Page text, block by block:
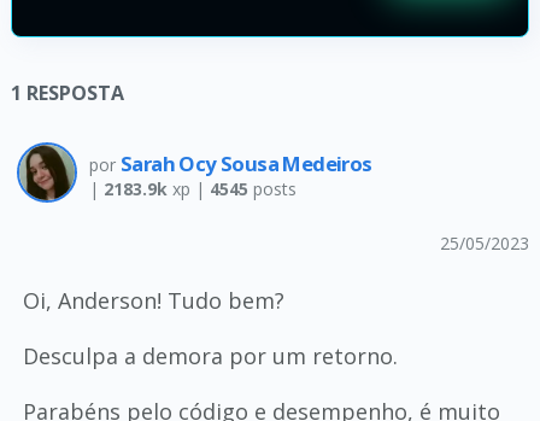
1 RESPOSTA
por Sarah Ocy Sousa Medeiros
| 2183.9kxp | 4545 posts
25/05/2023
Oi, Anderson! Tudo bem?
Desculpa a demora por um retorno.
Parabéns pelo código e desempenho, é muito